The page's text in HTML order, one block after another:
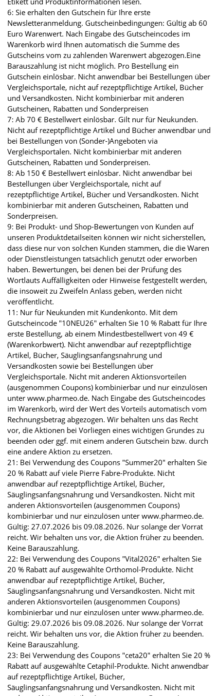
6: Sie erhalten den Gutschein für Ihre erste
Newsletteranmeldung. Gutscheinbedingungen: Gültig ab 60
Euro Warenwert. Nach Eingabe des Gutscheincodes im
Warenkorb wird Ihnen automatisch die Summe des
Gutscheins vom zu zahlenden Warenwert abgezogen.Eine
Barauszahlung ist nicht möglich. Pro Bestellung ein
Gutschein einlösbar. Nicht anwendbar bei Bestellungen über
Vergleichsportale, nicht auf rezeptpflichtige Artikel, Bücher
und Versandkosten. Nicht kombinierbar mit anderen
Gutscheinen, Rabatten und Sonderpreisen
7: Ab 70 € Bestellwert einlösbar. Gilt nur für Neukunden.
Nicht auf rezeptpflichtige Artikel und Bücher anwendbar und
bei Bestellungen von (Sonder-)Angeboten via
Vergleichsportalen. Nicht kombinierbar mit anderen
Gutscheinen, Rabatten und Sonderpreisen.
8: Ab 150 € Bestellwert einlösbar. Nicht anwendbar bei
Bestellungen über Vergleichsportale, nicht auf
rezeptpflichtige Artikel, Bücher und Versandkosten. Nicht
kombinierbar mit anderen Gutscheinen, Rabatten und
Sonderpreisen.
9: Bei Produkt- und Shop-Bewertungen von Kunden auf
unseren Produktdetailseiten können wir nicht sicherstellen,
dass diese nur von solchen Kunden stammen, die die Waren
oder Dienstleistungen tatsächlich genutzt oder erworben
haben. Bewertungen, bei denen bei der Prüfung des
Wortlauts Auffälligkeiten oder Hinweise festgestellt werden,
die insoweit zu Zweifeln Anlass geben, werden nicht
veröffentlicht.
11: Nur für Neukunden mit Kundenkonto. Mit dem
Gutscheincode "10NEU26" erhalten Sie 10 % Rabatt für Ihre
erste Bestellung, ab einem Mindestbestellwert von 49 €
(Warenkorbwert). Nicht anwendbar auf rezeptpflichtige
Artikel, Bücher, Säuglingsanfangsnahrung und
Versandkosten sowie bei Bestellungen über
Vergleichsportale. Nicht mit anderen Aktionsvorteilen
(ausgenommen Coupons) kombinierbar und nur einzulösen
unter www.pharmeo.de. Nach Eingabe des Gutscheincodes
im Warenkorb, wird der Wert des Vorteils automatisch vom
Rechnungsbetrag abgezogen. Wir behalten uns das Recht
vor, die Aktionen bei Vorliegen eines wichtigen Grundes zu
beenden oder ggf. mit einem anderen Gutschein bzw. durch
eine andere Aktion zu ersetzen.
21: Bei Verwendung des Coupons "Summer20" erhalten Sie
20 % Rabatt auf viele Pierre Fabre-Produkte. Nicht
anwendbar auf rezeptpflichtige Artikel, Bücher,
Säuglingsanfangsnahrung und Versandkosten. Nicht mit
anderen Aktionsvorteilen (ausgenommen Coupons)
kombinierbar und nur einzulösen unter www.pharmeo.de.
Gültig: 27.07.2026 bis 09.08.2026. Nur solange der Vorrat
reicht. Wir behalten uns vor, die Aktion früher zu beenden.
Keine Barauszahlung.
22: Bei Verwendung des Coupons "Vital2026" erhalten Sie
20 % Rabatt auf ausgewählte Orthomol-Produkte. Nicht
anwendbar auf rezeptpflichtige Artikel, Bücher,
Säuglingsanfangsnahrung und Versandkosten. Nicht mit
anderen Aktionsvorteilen (ausgenommen Coupons)
kombinierbar und nur einzulösen unter www.pharmeo.de.
Gültig: 29.07.2026 bis 09.08.2026. Nur solange der Vorrat
reicht. Wir behalten uns vor, die Aktion früher zu beenden.
Keine Barauszahlung.
23: Bei Verwendung des Coupons "ceta20" erhalten Sie 20 %
Rabatt auf ausgewählte Cetaphil-Produkte. Nicht anwendbar
auf rezeptpflichtige Artikel, Bücher,
Säuglingsanfangsnahrung und Versandkosten. Nicht mit